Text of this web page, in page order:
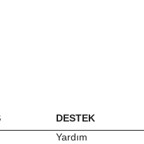
DESTEK
Yardım